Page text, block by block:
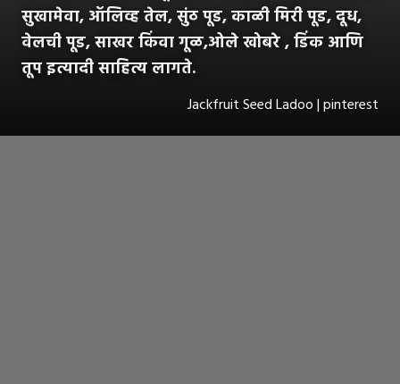
सुखामेवा, ऑलिव्ह तेल, सुंठ पूड, काळी मिरी पूड, दूध,
वेलची पूड, साखर किंवा गूळ,ओले खोबरे , डिंक आणि
तूप इत्यादी साहित्य लागते.
Jackfruit Seed Ladoo | pinterest